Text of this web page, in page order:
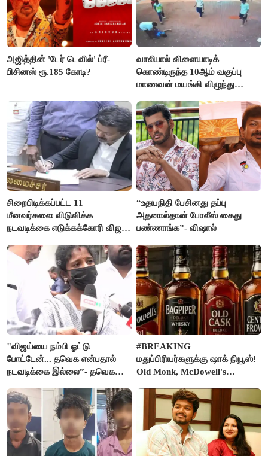
அஜித்தின் 'டேர் டெவில்' ப்ரீ-
பிசினஸ் ரூ.185 கோடி?
வாலிபால் விளையாடிக்
கொண்டிருந்த 10ஆம் வகுப்பு
மாணவன் மயங்கி விழுந்து
சிறைபிடிக்கப்பட்ட 11
மீனவர்களை விடுவிக்க
நடவடிக்கை எடுக்கக்கோரி விஜய்
“உதயநிதி பேசினது தப்பு
அதனால்தான் போலீஸ் கைது
பண்ணாங்க”- விஷால்
"விஜய்யை நம்பி ஓட்டு
போட்டேன்... தவெக என்பதால்
நடவடிக்கை இல்லை”- தவெக
கதறல்
#BREAKING
மதுப்பிரியர்களுக்கு ஷாக் நியூஸ்!
Old Monk, McDowell's
FSSAI தடை